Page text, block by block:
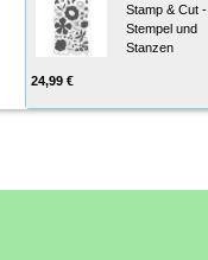
Stamp & Cut -
Stempel und
Stanzen
24,99 €